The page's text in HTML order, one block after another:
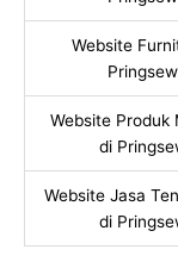
Website
Website Produk
di
Website Jasa
di